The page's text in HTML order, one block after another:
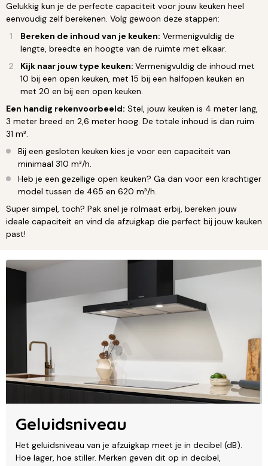
Gelukkig kun je de perfecte capaciteit voor jouw keuken heel
eenvoudig zelf berekenen. Volg gewoon deze stappen:
Bereken de inhoud van je keuken: Vermenigvuldig de
lengte, breedte en hoogte van de ruimte met elkaar.
Kijk naar jouw type keuken: Vermenigvuldig de inhoud met
10 bij een open keuken, met 15 bij een halfopen keuken en
met 20 en bij een open keuken.
Een handig rekenvoorbeeld: Stel, jouw keuken is 4 meter lang,
3 meter breed en 2,6 meter hoog. De totale inhoud is dan ruim
31 m³.
Bij een gesloten keuken kies je voor een capaciteit van
minimaal 310 m³/h.
Heb je een gezellige open keuken? Ga dan voor een krachtiger
model tussen de 465 en 620 m³/h.
Super simpel, toch? Pak snel je rolmaat erbij, bereken jouw
ideale capaciteit en vind de afzuigkap die perfect bij jouw keuken
past!
Geluidsniveau
Het geluidsniveau van je afzuigkap meet je in decibel (dB).
Hoe lager, hoe stiller. Merken geven dit op in decibel,